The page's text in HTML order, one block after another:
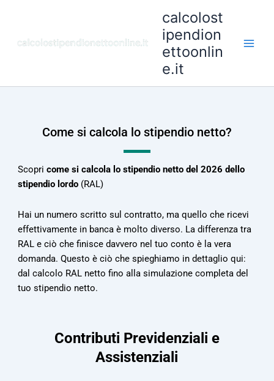
contenuto
calcolost
ipendion
ettoonlin
e.it
Come si calcola lo stipendio netto?
Scopricome si calcola lo stipendio netto del 2026 dello
stipendio lordo (RAL)
Hai un numero scritto sul contratto, ma quello che ricevi
effettivamente in banca è molto diverso. La differenza tra
RAL e ciò che finisce davvero nel tuo conto è la vera
domanda. Questo è ciò che spieghiamo in dettaglio qui:
dal calcolo RAL netto fino alla simulazione completa del
tuo stipendio netto.
Contributi Previdenziali e
Assistenziali